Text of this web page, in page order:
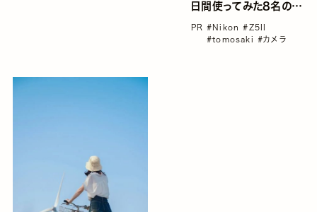
日間使ってみた8名のリ
アルボイス
PR #Nikon#Z5II
#tomosaki #カメラ